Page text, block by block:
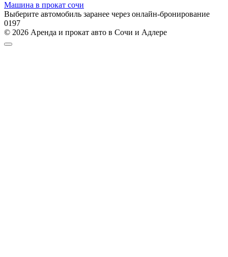
Машина в прокат сочи
Выберите автомобиль заранее через онлайн-бронирование
0197
© 2026 Аренда и прокат авто в Сочи и Адлере